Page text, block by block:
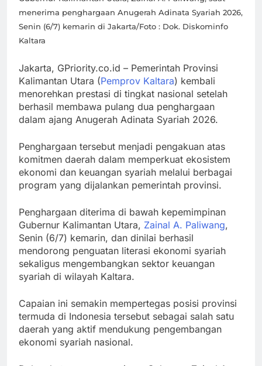
Terintegrasi
Papua Barat
Genjot PAD
Tahap II Papua
Barat
Didorong
Segera Cair
menerima penghargaan Anugerah Adinata Syariah 2026,
Senin (6/7) kemarin di Jakarta/Foto : Dok. Diskominfo
Kaltara
Jakarta, GPriority.co.id – Pemerintah Provinsi
Kalimantan Utara (Pemprov Kaltara) kembali
menorehkan prestasi di tingkat nasional setelah
berhasil membawa pulang dua penghargaan
dalam ajang Anugerah Adinata Syariah 2026.
Penghargaan tersebut menjadi pengakuan atas
komitmen daerah dalam memperkuat ekosistem
ekonomi dan keuangan syariah melalui berbagai
program yang dijalankan pemerintah provinsi.
Penghargaan diterima di bawah kepemimpinan
Gubernur Kalimantan Utara, Zainal A. Paliwang,
Senin (6/7) kemarin, dan dinilai berhasil
mendorong penguatan literasi ekonomi syariah
sekaligus mengembangkan sektor keuangan
syariah di wilayah Kaltara.
Capaian ini semakin mempertegas posisi provinsi
termuda di Indonesia tersebut sebagai salah satu
daerah yang aktif mendukung pengembangan
ekonomi syariah nasional.